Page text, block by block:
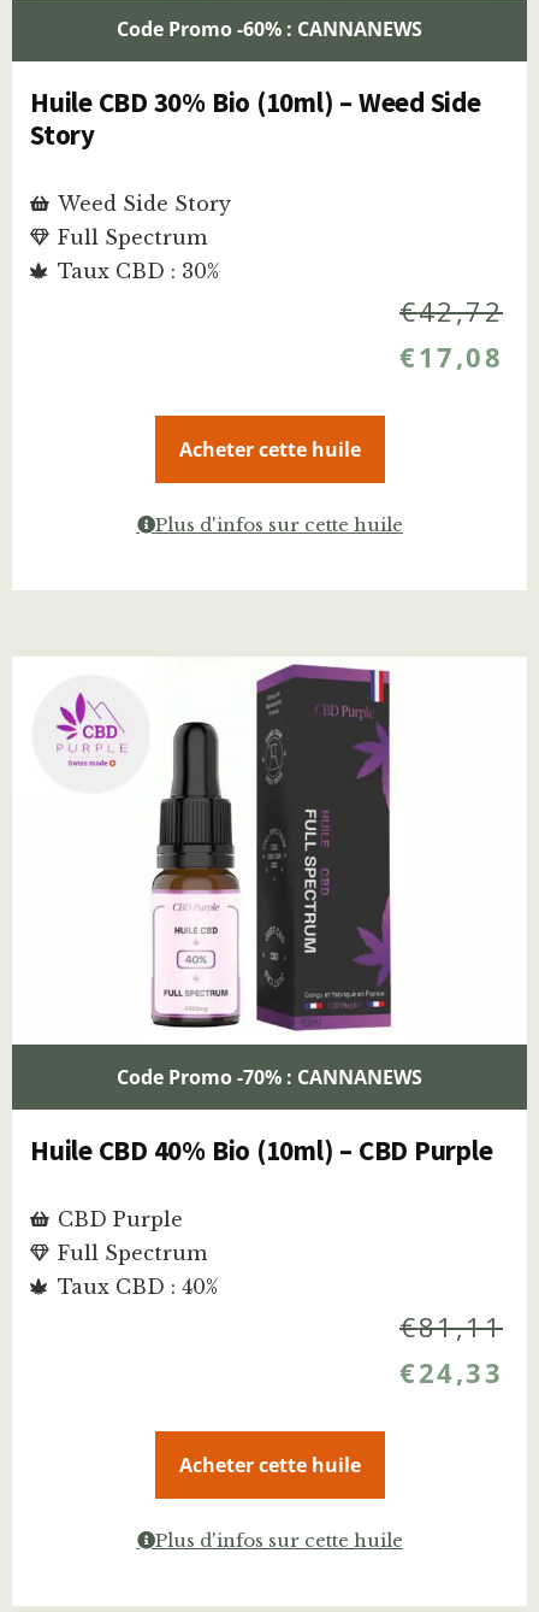
Code Promo -60% : CANNANEWS
Huile CBD 30% Bio (10ml) – Weed Side
Story
Weed Side Story
Full Spectrum
Taux CBD : 30%
€42,72
€17,08
Acheter cette huile
Plus d'infos sur cette huile
Code Promo -70% : CANNANEWS
Huile CBD 40% Bio (10ml) – CBD Purple
CBD Purple
Full Spectrum
Taux CBD : 40%
€81,11
€24,33
Acheter cette huile
Plus d'infos sur cette huile